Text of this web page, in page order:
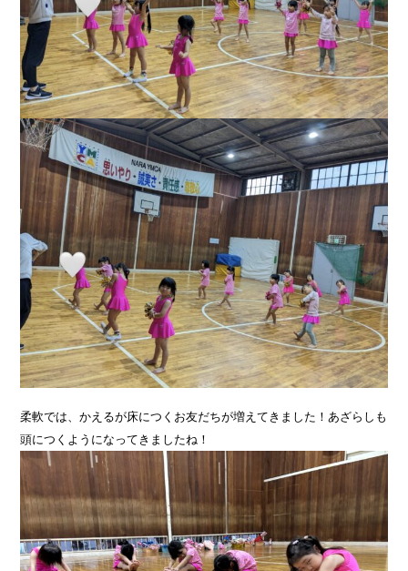
柔軟では、かえるが床につくお友だちが増えてきました！あざらしも
頭につくようになってきましたね！